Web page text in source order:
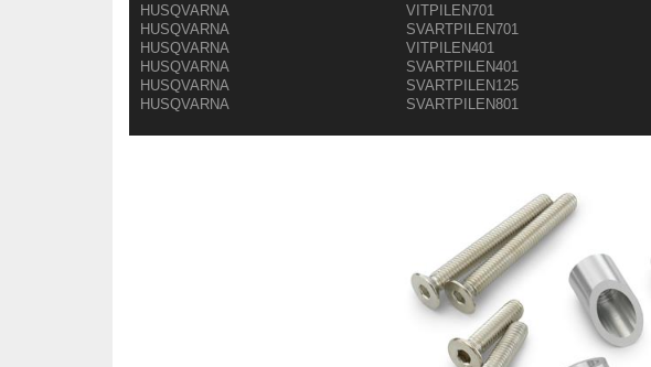
HUSQVARNA
VITPILEN701
HUSQVARNA
SVARTPILEN701
HUSQVARNA
VITPILEN401
HUSQVARNA
SVARTPILEN401
HUSQVARNA
SVARTPILEN125
HUSQVARNA
SVARTPILEN801